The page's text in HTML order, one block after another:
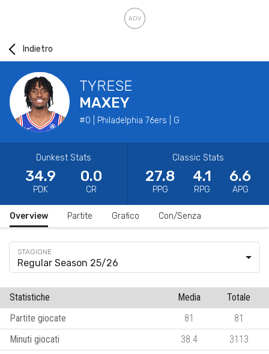
Indietro
TYRESE
MAXEY
#0 | Philadelphia 76ers | G
Dunkest Stats
34.9
PDK
0.0
CR
Classic Stats
27.8
PPG
4.1
RPG
6.6
APG
Overview Partite Grafico Con/Senza
Regular Season 25/26
Statistiche Media
Totale
Partite giocate
81
81
Minuti giocati
38.4
3113